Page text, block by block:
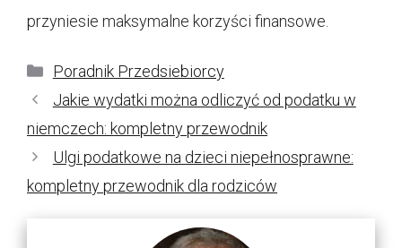
przyniesie maksymalne korzyści finansowe.
Kategorie
Poradnik Przedsiebiorcy
Jakie wydatki można odliczyć od podatku w
niemczech: kompletny przewodnik
Ulgi podatkowe na dzieci niepełnosprawne:
kompletny przewodnik dla rodziców